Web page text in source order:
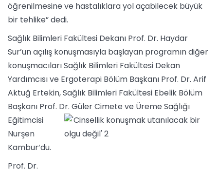
öğrenilmesine ve hastalıklara yol açabilecek büyük
bir tehlike” dedi.
Sağlık Bilimleri Fakültesi Dekanı Prof. Dr. Haydar
Sur’un açılış konuşmasıyla başlayan programın diğer
konuşmacıları Sağlık Bilimleri Fakültesi Dekan
Yardımcısı ve Ergoterapi Bölüm Başkanı Prof. Dr. Arif
Aktuğ Ertekin, Sağlık Bilimleri Fakültesi Ebelik Bölüm
Başkanı Prof. Dr. Güler Cimete ve Üreme Sağlığı
Eğitimcisi
Nurşen
Kambur’du.
Prof. Dr.